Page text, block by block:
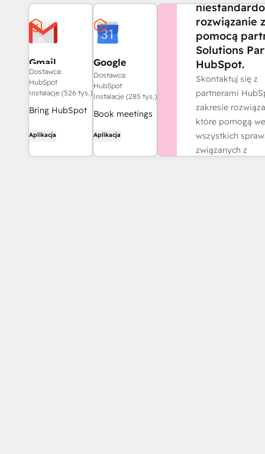
Gmail
Dostawca:
HubSpot
Instalacje (526 tys.)
Bring HubSpot
with the
HubSpot
Aplikacja
Google
Calendar
Dostawca:
HubSpot
Instalacje (285 tys.)
Book meetings
HubSpot and
Aplikacja
rozwiązanie z
pomocą
Solutions
HubSpot.
Skontaktuj się z
partnerami
zakresie
które pomogą we
wszystkich
związanych z